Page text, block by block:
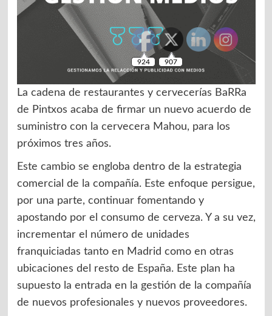
La cadena de restaurantes y cervecerías BaRRa
de Pintxos acaba de firmar un nuevo acuerdo de
suministro con la cervecera Mahou, para los
próximos tres años.
Este cambio se engloba dentro de la estrategia
comercial de la compañía. Este enfoque persigue,
por una parte, continuar fomentando y
apostando por el consumo de cerveza. Y a su vez,
incrementar el número de unidades
franquiciadas tanto en Madrid como en otras
ubicaciones del resto de España. Este plan ha
supuesto la entrada en la gestión de la compañía
de nuevos profesionales y nuevos proveedores.